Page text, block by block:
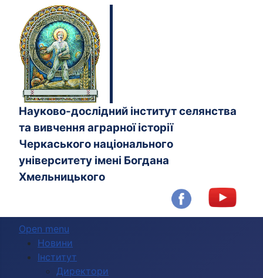
Науково-дослідний інститут селянства
та вивчення аграрної історії
Черкаського національного
університету імені Богдана
Хмельницького
Open menu
Новини
Інститут
Директори